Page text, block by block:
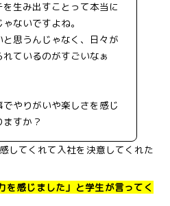
を生み出すことって本当に
ないですよね。
と思うんじゃなく、日々が
ているのがすごいなぁ
でやりがいや楽しさを感じ
すか？
してくれて入社を決意してくれた
を感じました」と学生が言ってく